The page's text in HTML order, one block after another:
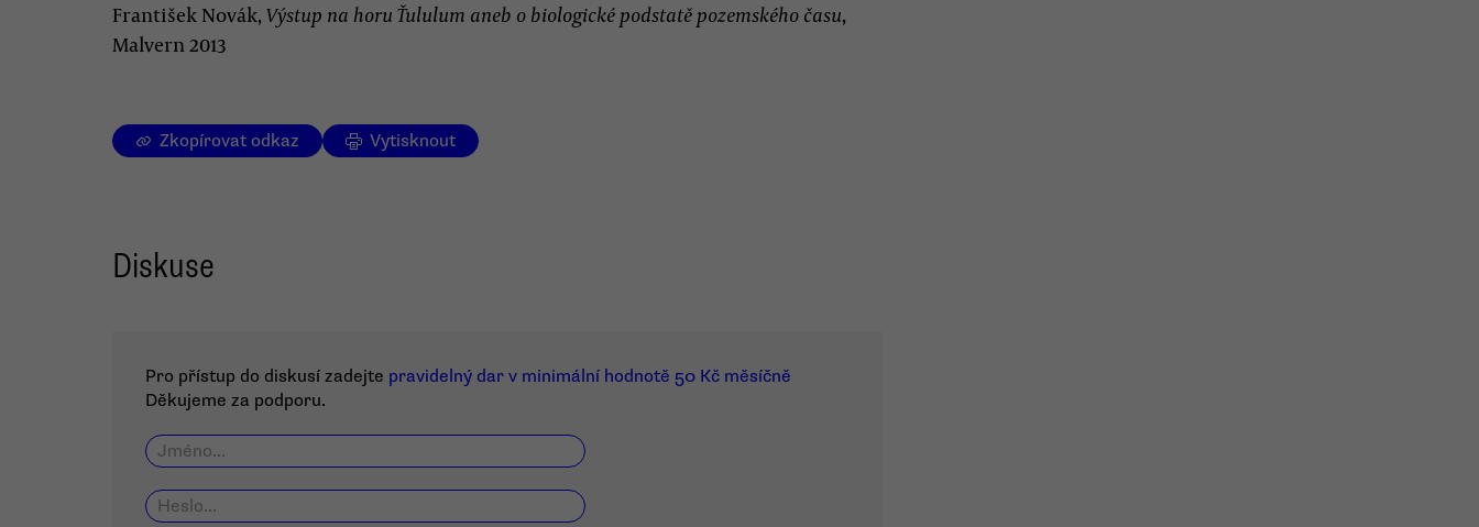
František Novák, Výstup na horu Ťululum aneb o biologické podstatě pozemského času,
Malvern 2013
Zkopírovat odkaz Vytisknout
Diskuse
Pro přístup do diskusí zadejte pravidelný dar v minimální hodnotě 50 Kč měsíčně
Děkujeme za podporu.